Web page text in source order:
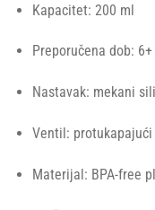
Kapacitet: 200 ml
Preporučena dob:
Nastavak: mekani
Ventil:
Materijal: BPA-free